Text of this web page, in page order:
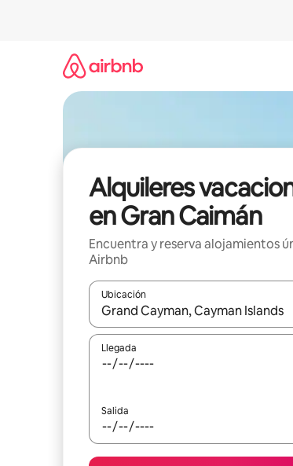
Alquileres
en Gran Caimán
Encuentra y reserva alojamientos
Airbnb
Ubicación
Cuando los resultados estén
Llegada
Salida